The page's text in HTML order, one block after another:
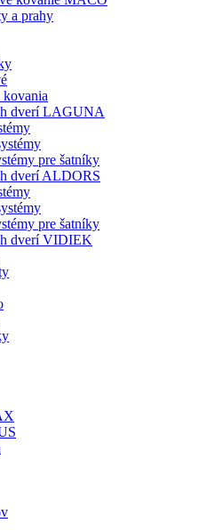
a prahy
kovania
dverí LAGUNA
pre šatníky
dverí ALDORS
pre šatníky
dverí VIDIEK